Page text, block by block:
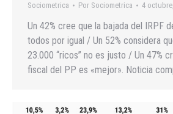
Sociometrica Por Sociometrica 4
Un 42% cree que la bajada del IRPF
todos por igual / Un 52% considera
23.000 “ricos” no es justo / Un 47%
fiscal del PP es «mejor». Noticia